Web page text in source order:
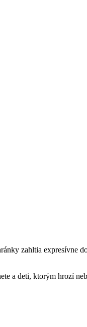
zahltia expresívne
a deti, ktorým hrozí